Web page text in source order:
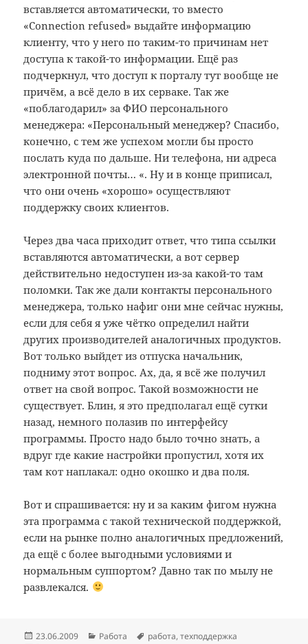
вставляется автоматически, то вместо
«Connection refused» выдайте информацию
клиенту, что у него по таким-то причинам нет
доступа к такой-то информации. Ещё раз
подчеркнул, что доступ к порталу тут вообще не
причём, а всё дело в их серваке. Так же
«поблагодарил» за ФИО персонального
менеджера: «Персональный менеджер? Спасибо,
конечно, с тем же успехом могли бы просто
послать куда по дальше. Ни телефона, ни адреса
электронной почты… «. Ну и в конце приписал,
что они очень «хорошо» осуществляют
поддержку своих клиентов.
Через два часа приходит ответ, что типа ссылки
вставляются автоматически, а вот сервер
действительно недоступен из-за какой-то там
поломки. Так же дали контакты персонального
менеджера, только нафиг они мне сейчас нужны,
если для себя я уже чётко определил найти
других производителей аналогичных продуктов.
Вот только выйдет из отпуска начальник,
подниму этот вопрос. Ах, да, я всё же получил
ответ на свой вопрос. Такой возможности не
существует. Блин, я это предполагал ещё сутки
назад, немного полазив по интерфейсу
программы. Просто надо было точно знать, а
вдруг где какие настройки пропустил, хотя их
там кот наплакал: одно окошко и два поля.
Вот и спрашивается: ну и за каким фигом нужна
эта программа с такой технической поддержкой,
если на рынке полно аналогичных предложений,
да ещё с более выгодными условиями и
нормальным суппортом? Давно так по мылу не
развлекался.
Опубликовано
23.06.2009 Рубрики
Работа Метки
работа,техподдержка